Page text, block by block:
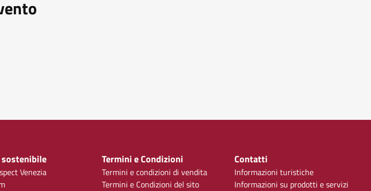
sostenibile
Venezia
Termini e Condizioni
Termini e condizioni di vendita
Termini e Condizioni del sito
Contatti
Informazioni turistiche
Informazioni su prodotti e servizi